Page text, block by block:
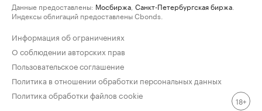
Данные предоставлены: Мосбиржа Санкт-Петербургская биржа
Индексы облигаций предоставлены Cbonds.
Информация об ограничениях
О соблюдении авторских прав
Пользовательское соглашение
Политика в отношении обработки персональных данных
Политика обработки файлов cookie
18+